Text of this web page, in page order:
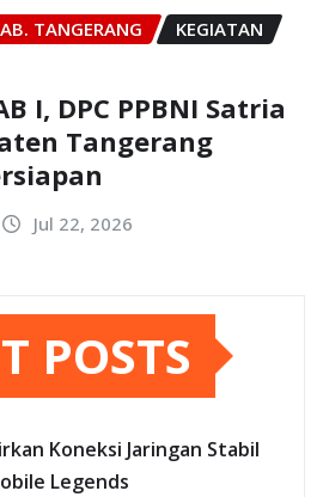
TANGERANG
KEGIATAN
I, DPC PPBNI Satria
Tangerang
Jul 22, 2026
POSTS
Koneksi Jaringan Stabil
Legends